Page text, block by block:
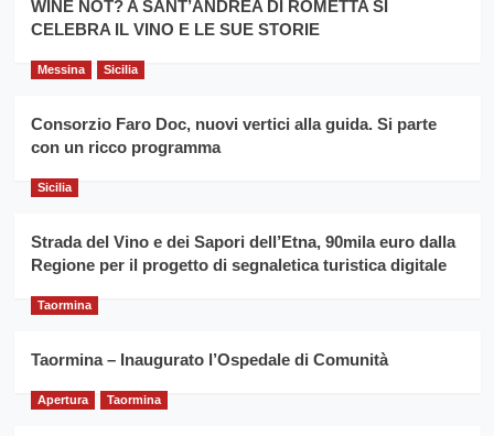
filiera
grano
per
il
anno
Franco
Caruso
WINE NOT? A SANT’ANDREA DI ROMETTA SI
CELEBRA IL VINO E LE SUE STORIE
Messina Sicilia
Consorzio Faro Doc, nuovi vertici alla guida. Si parte
con un ricco programma
Sicilia
Strada del Vino e dei Sapori dell’Etna, 90mila euro dalla
Regione per il progetto di segnaletica turistica digitale
Taormina
Taormina – Inaugurato l’Ospedale di Comunità
Apertura Taormina